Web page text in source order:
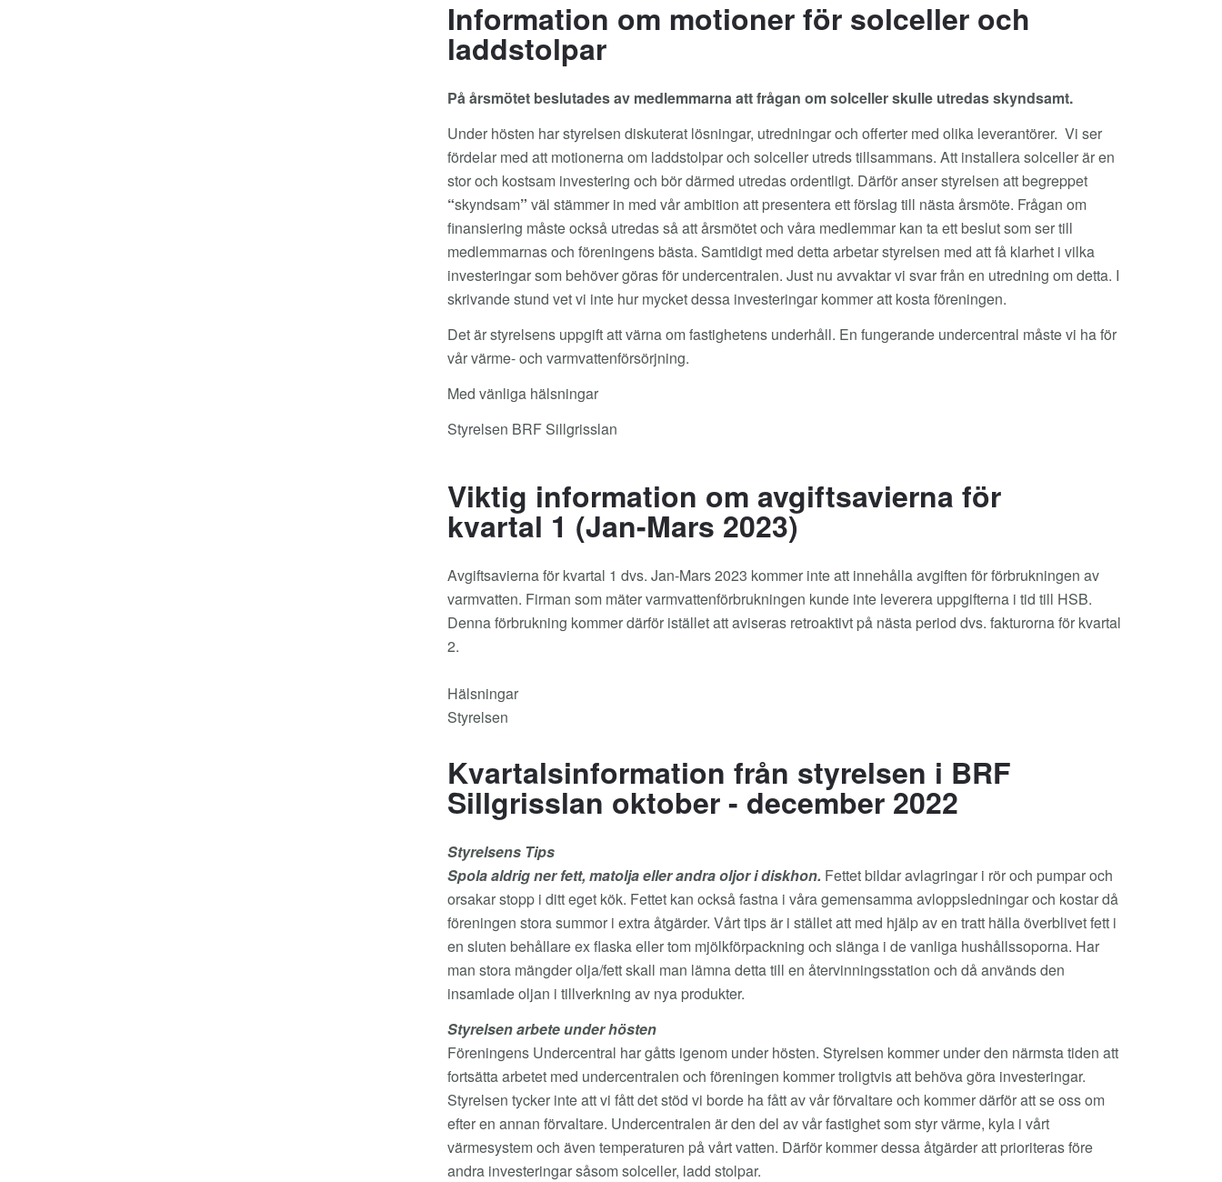
Information om motioner för solceller och
laddstolpar
På årsmötet beslutades av medlemmarna att frågan om solceller skulle utredas skyndsamt.
Under hösten har styrelsen diskuterat lösningar, utredningar och offerter med olika leverantörer. Vi ser
fördelar med att motionerna om laddstolpar och solceller utreds tillsammans. Att installera solceller är en
stor och kostsam investering och bör därmed utredas ordentligt. Därför anser styrelsen att begreppet
“skyndsam” väl stämmer in med vår ambition att presentera ett förslag till nästa årsmöte. Frågan om
finansiering måste också utredas så att årsmötet och våra medlemmar kan ta ett beslut som ser till
medlemmarnas och föreningens bästa. Samtidigt med detta arbetar styrelsen med att få klarhet i vilka
investeringar som behöver göras för undercentralen. Just nu avvaktar vi svar från en utredning om detta. I
skrivande stund vet vi inte hur mycket dessa investeringar kommer att kosta föreningen.
Det är styrelsens uppgift att värna om fastighetens underhåll. En fungerande undercentral måste vi ha för
vår värme- och varmvattenförsörjning.
Med vänliga hälsningar
Styrelsen BRF Sillgrisslan
Viktig information om avgiftsavierna för
kvartal 1 (Jan-Mars 2023)
Avgiftsavierna för kvartal 1 dvs. Jan-Mars 2023 kommer inte att innehålla avgiften för förbrukningen av
varmvatten. Firman som mäter varmvattenförbrukningen kunde inte leverera uppgifterna i tid till HSB.
Denna förbrukning kommer därför istället att aviseras retroaktivt på nästa period dvs. fakturorna för kvartal
2.
Hälsningar
Styrelsen
Kvartalsinformation från styrelsen i BRF
Sillgrisslan oktober - december 2022
Styrelsens Tips
Spola aldrig ner fett, matolja eller andra oljor i diskhon. Fettet bildar avlagringar i rör och pumpar och
orsakar stopp i ditt eget kök. Fettet kan också fastna i våra gemensamma avloppsledningar och kostar då
föreningen stora summor i extra åtgärder. Vårt tips är i stället att med hjälp av en tratt hälla överblivet fett i
en sluten behållare ex flaska eller tom mjölkförpackning och slänga i de vanliga hushållssoporna. Har
man stora mängder olja/fett skall man lämna detta till en återvinningsstation och då används den
insamlade oljan i tillverkning av nya produkter.
Styrelsen arbete under hösten
Föreningens Undercentral har gåtts igenom under hösten. Styrelsen kommer under den närmsta tiden att
fortsätta arbetet med undercentralen och föreningen kommer troligtvis att behöva göra investeringar.
Styrelsen tycker inte att vi fått det stöd vi borde ha fått av vår förvaltare och kommer därför att se oss om
efter en annan förvaltare. Undercentralen är den del av vår fastighet som styr värme, kyla i vårt
värmesystem och även temperaturen på vårt vatten. Därför kommer dessa åtgärder att prioriteras före
andra investeringar såsom solceller, ladd stolpar.